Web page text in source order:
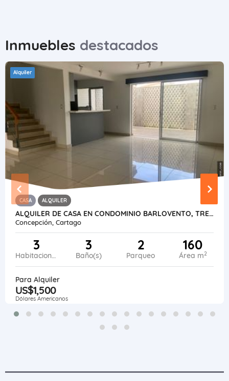
Inmuebles destacados
Alquiler
CASA ALQUILER
ALQUILER DE CASA EN CONDOMINIO BARLOVENTO, TRES RÍOS
Concepción, Cartago
3
Habitaciones
3
Baño(s)
2
Parqueo
160
Área m2
Para Alquiler
US$1,500
Dólares Americanos